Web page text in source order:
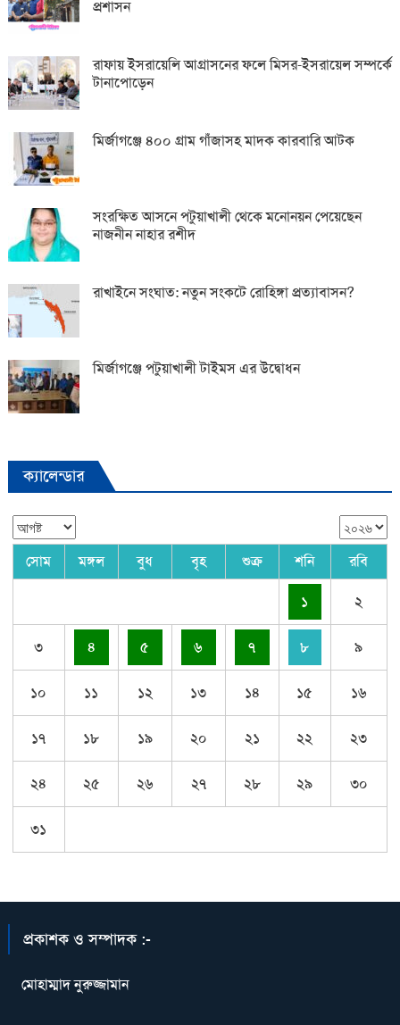
প্রশাসন
রাফায় ইসরায়েলি আগ্রাসনের ফলে মিসর-ইসরায়েল সম্পর্কে
টানাপোড়েন
মির্জাগঞ্জে ৪০০ গ্রাম গাঁজাসহ মাদক কারবারি আটক
সংরক্ষিত আসনে পটুয়াখালী থেকে মনোনয়ন পেয়েছেন
নাজনীন নাহার রশীদ
রাখাইনে সংঘাত: নতুন সংকটে রোহিঙ্গা প্রত্যাবাসন?
মির্জাগঞ্জে পটুয়াখালী টাইমস এর উদ্বোধন
ক্যালেন্ডার
সোম মঙ্গল বুধ বৃহ শুক্র শনি রবি
১ ২
৩ ৪ ৫ ৬ ৭ ৮ ৯
১০ ১১ ১২ ১৩ ১৪ ১৫ ১৬
১৭ ১৮ ১৯ ২০ ২১ ২২ ২৩
২৪ ২৫ ২৬ ২৭ ২৮ ২৯ ৩০
৩১
প্রকাশক ও সম্পাদক :-
মোহাম্মাদ নুরুজ্জামান